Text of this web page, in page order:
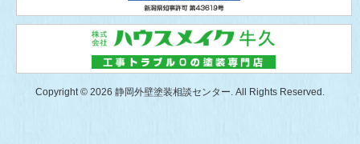
Copyright © 2026 静岡外壁塗装相談センター. All Rights Reserved.